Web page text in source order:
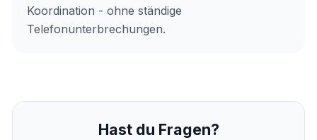
Koordination - ohne ständige
Telefonunterbrechungen.
Hast du Fragen?